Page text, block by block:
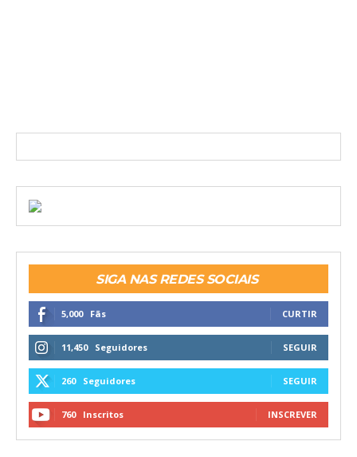
SIGA NAS REDES SOCIAIS
5,000 Fãs CURTIR
11,450 Seguidores SEGUIR
260 Seguidores SEGUIR
760 Inscritos INSCREVER